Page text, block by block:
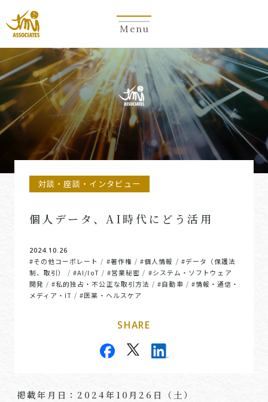
Menu
対談・座談・インタビュー
個人データ、AI時代にどう活用
2024.10.26
#その他コーポレート / #著作権 /#個人情報 / #データ（保護法
制、取引）
/#AI/IoT / #営業秘密 / #システム・ソフトウェア
開発 / #私的独占・不公正な取引方法 /#自動車 / #情報・通信・
メディア・IT /#医薬・ヘルスケア
SHARE
掲載年月日：2024年10 月 26 日（土）